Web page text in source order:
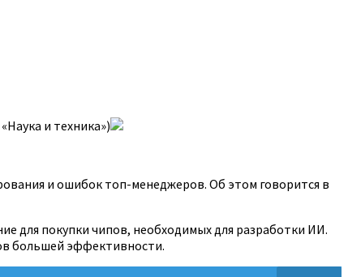
и техника»)
и ошибок топ-менеджеров. Об этом говорится в
для покупки чипов, необходимых для разработки ИИ.
большей эффективности.